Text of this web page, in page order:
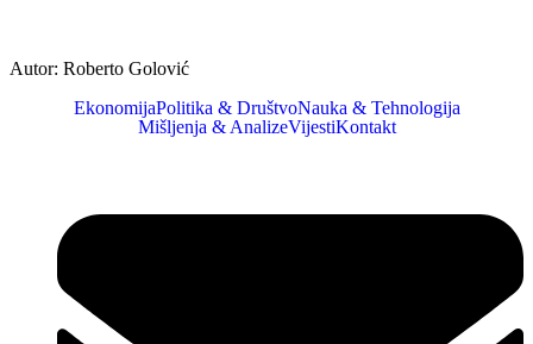
Autor: Roberto Golović
EkonomijaPolitika & DruštvoNauka & Tehnologija
Mišljenja & AnalizeVijestiKontakt